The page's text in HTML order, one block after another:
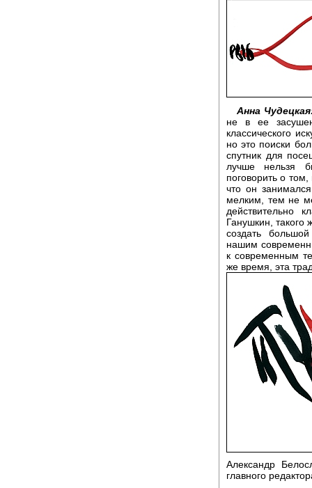
Анна
не в ее
классического
но это поиски
спутник для
лучше нельзя
поговорить о
что он
мелким, тем не
действительно
Ганушкин, такого
создать
нашим
к современным
же время, эта
Александр
главного